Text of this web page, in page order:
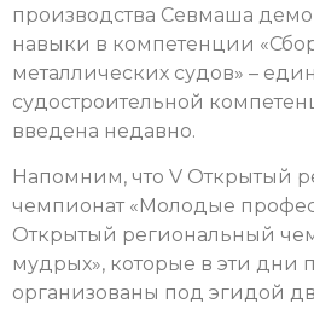
производства Севмаша
навыки в компетенции
металлических судов» –
судостроительной
введена недавно.
Напомним, что V Открытый
чемпионат «Молодые
Открытый региональный
мудрых», которые в эти дни
организованы под эгидой